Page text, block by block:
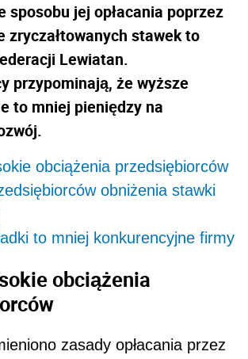
sposobu jej opłacania poprzez
zryczałtowanych stawek to
Lewiatan.
przypominają, że wyższe
to mniej pieniędzy na
obciążenia przedsiębiorców
obniżenia stawki
to mniej konkurencyjne firmy
obciążenia
zasady opłacania przez